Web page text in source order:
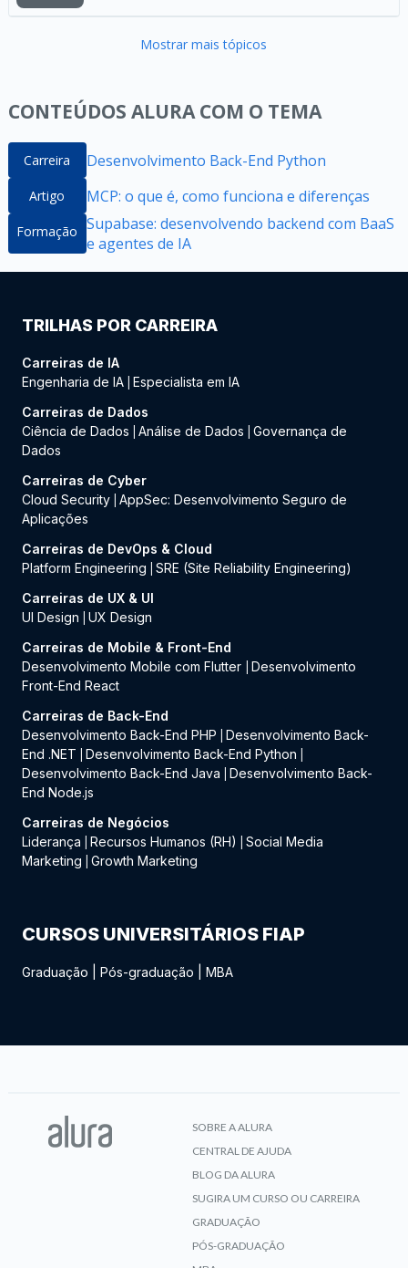
Mostrar mais tópicos
CONTEÚDOS ALURA COM O TEMA
Carreira Desenvolvimento Back-End Python
Artigo MCP: o que é, como funciona e diferenças
Formação Supabase: desenvolvendo backend com BaaS
e agentes de IA
TRILHAS POR CARREIRA
Carreiras de IA
Engenharia de IA Especialista em IA
Carreiras de Dados
Ciência de Dados
Análise de Dados
Governança de
Dados
Carreiras de Cyber
Cloud Security AppSec: Desenvolvimento Seguro de
Aplicações
Carreiras de DevOps & Cloud
Platform Engineering
SRE (Site Reliability Engineering)
Carreiras de UX & UI
UI Design
UX Design
Carreiras de Mobile & Front-End
Desenvolvimento Mobile com Flutter
Desenvolvimento
Front-End React
Carreiras de Back-End
Desenvolvimento Back-End PHP
Desenvolvimento Back-
End .NET
Desenvolvimento Back-End Python
Desenvolvimento Back-End Java
Desenvolvimento Back-
End Node.js
Carreiras de Negócios
Liderança
Recursos Humanos (RH)
Social Media
Marketing
Growth Marketing
CURSOS UNIVERSITÁRIOS FIAP
Graduação Pós-graduação MBA
SOBRE A ALURA
CENTRAL DE AJUDA
BLOG DA ALURA
SUGIRA UM CURSO OU CARREIRA
GRADUAÇÃO
PÓS-GRADUAÇÃO